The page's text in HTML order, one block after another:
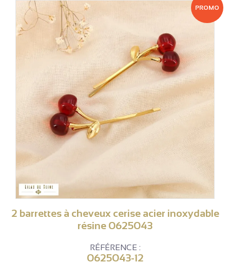
PROMO
2 barrettes à cheveux cerise acier inoxydable
résine 0625043
RÉFÉRENCE :
0625043-12